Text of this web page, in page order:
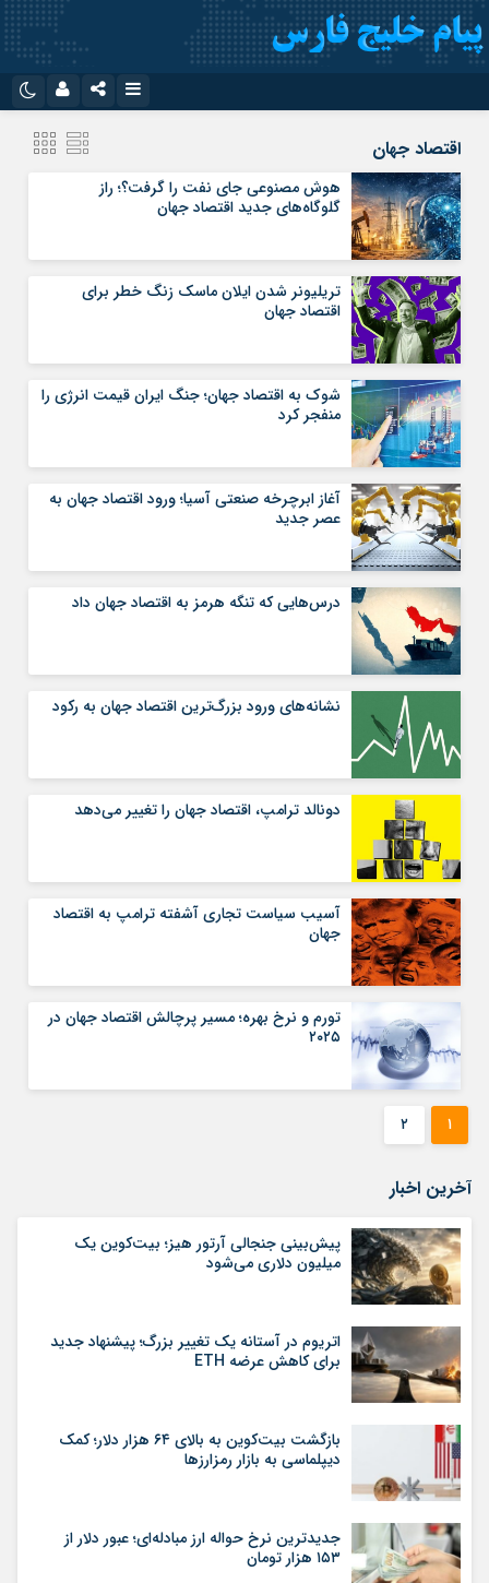
سروش
آپارات
اپلیکیشن رمز عبور
مرا به خاطر بسپار
اقتصاد جهان
هوش مصنوعی جای نفت را گرفت؟؛ راز
گلوگاه‌های جدید اقتصاد جهان
تریلیونر شدن ایلان ماسک زنگ خطر برای
اقتصاد جهان
شوک به اقتصاد جهان؛ جنگ ایران قیمت انرژی را
منفجر کرد
آغاز ابرچرخه صنعتی آسیا؛ ورود اقتصاد جهان به
عصر جدید
درس‌هایی که تنگه هرمز به اقتصاد جهان داد
نشانه‌های ورود بزرگ‌ترین اقتصاد جهان به رکود
دونالد ترامپ، اقتصاد جهان را تغییر می‌دهد
آسیب سیاست تجاری آشفته ترامپ به اقتصاد
جهان
تورم و نرخ بهره؛ مسیر پرچالش اقتصاد جهان در
۲۰۲۵
۱ ۲
آخرین اخبار
پیش‌بینی جنجالی آرتور هیز؛ بیت‌کوین یک
میلیون دلاری می‌شود
اتریوم در آستانه یک تغییر بزرگ؛ پیشنهاد جدید
برای کاهش عرضه ETH
بازگشت بیت‌کوین به بالای ۶۴ هزار دلار؛ کمک
دیپلماسی به بازار رمزارزها
جدیدترین نرخ حواله ارز مبادله‌ای؛ عبور دلار از
۱۵۳ هزار تومان